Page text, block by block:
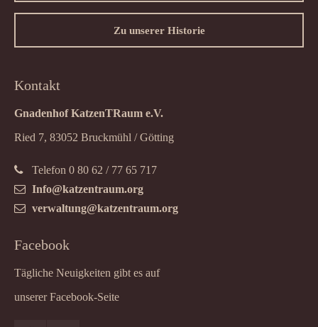
Zu unserer Historie
Kontakt
Gnadenhof KatzenTRaum e.V.
Ried 7, 83052 Bruckmühl / Götting
Telefon 0 80 62 / 77 65 717
Info@katzentraum.org
verwaltung@katzentraum.org
Facebook
Tägliche Neuigkeiten gibt es auf
unserer Facebook-Seite